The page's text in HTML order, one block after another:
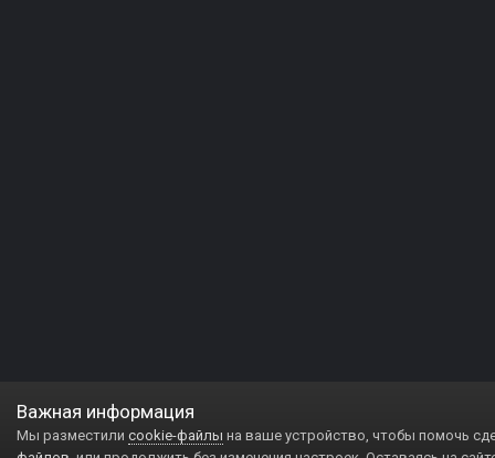
Важная информация
Мы разместили cookie-файлы на ваше устройство, чтобы помочь